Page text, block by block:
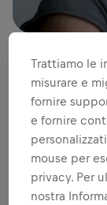
Trattiamo le
misurare e
fornire
e fornire
mouse per
privacy. Per
nostra